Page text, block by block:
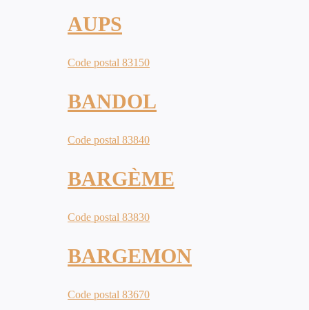
AUPS
Code postal 83150
BANDOL
Code postal 83840
BARGÈME
Code postal 83830
BARGEMON
Code postal 83670